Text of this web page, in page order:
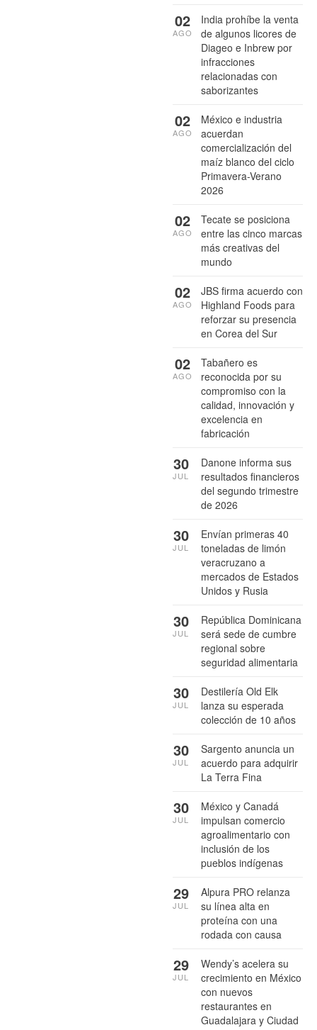
India prohíbe la venta
de algunos licores de
Diageo e Inbrew por
infracciones
relacionadas con
saborizantes
02
AGO
México e industria
acuerdan
comercialización del
maíz blanco del ciclo
Primavera-Verano
2026
02
AGO
Tecate se posiciona
entre las cinco marcas
más creativas del
mundo
02
AGO
JBS firma acuerdo con
Highland Foods para
reforzar su presencia
en Corea del Sur
02
AGO
Tabañero es
reconocida por su
compromiso con la
calidad, innovación y
excelencia en
fabricación
02
AGO
Danone informa sus
resultados financieros
del segundo trimestre
de 2026
30
JUL
Envían primeras 40
toneladas de limón
veracruzano a
mercados de Estados
Unidos y Rusia
30
JUL
República Dominicana
será sede de cumbre
regional sobre
seguridad alimentaria
30
JUL
Destilería Old Elk
lanza su esperada
colección de 10 años
30
JUL
Sargento anuncia un
acuerdo para adquirir
La Terra Fina
30
JUL
México y Canadá
impulsan comercio
agroalimentario con
inclusión de los
pueblos indígenas
30
JUL
Alpura PRO relanza
su línea alta en
proteína con una
rodada con causa
29
JUL
Wendy’s acelera su
crecimiento en México
con nuevos
restaurantes en
Guadalajara y Ciudad
29
JUL